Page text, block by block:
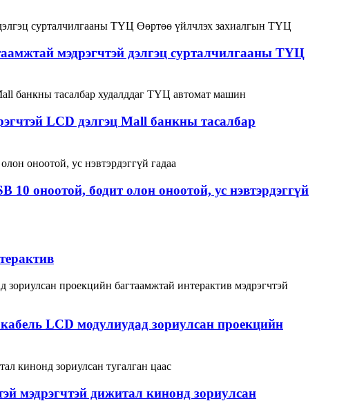
мэдрэгчтэй дэлгэц сурталчилгааны ТҮЦ
LCD дэлгэц Mall банкны тасалбар
10 оноотой, бодит олон оноотой, ус нэвтэрдэггүй
LCD модулиудад зориулсан проекцийн
мэдрэгчтэй дижитал кинонд зориулсан